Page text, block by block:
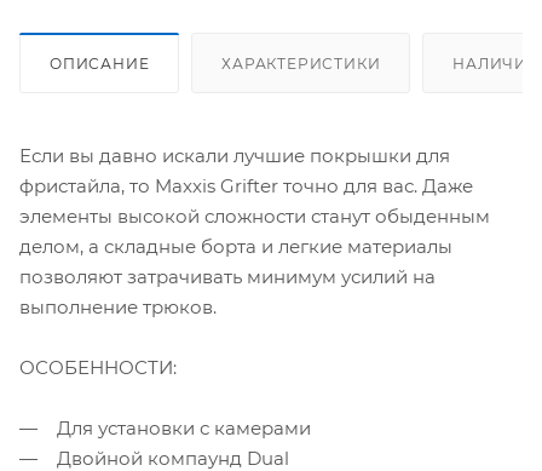
ОПИСАНИЕ ХАРАКТЕРИСТИКИ НАЛИЧИЕ
Если вы давно искали лучшие покрышки для
фристайла, то Maxxis Grifter точно для вас. Даже
элементы высокой сложности станут обыденным
делом, а складные борта и легкие материалы
позволяют затрачивать минимум усилий на
выполнение трюков.
ОСОБЕННОСТИ:
— Для установки с камерами
— Двойной компаунд Dual